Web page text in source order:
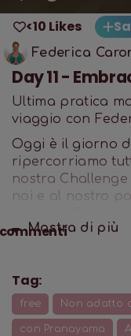
<10 Likes
Federica
Day 11 -
Ultima pratica
viaggio con
Oggi è il giorno
ripercorriamo
nostra
noi e al nostro
ARE!Mostra di più
Tag:
free Non adatto
con Pranayama